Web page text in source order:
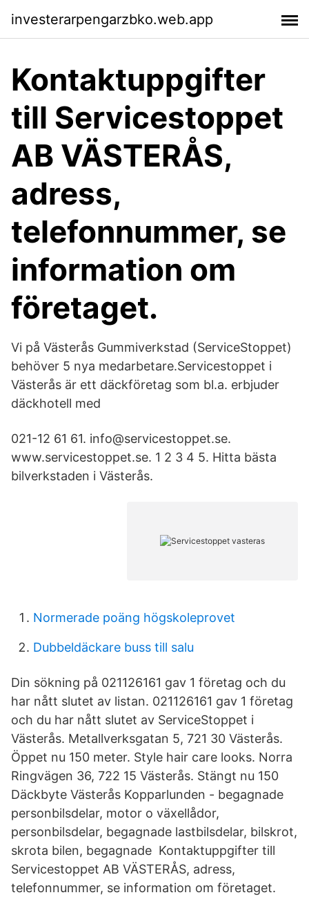
investerarpengarzbko.web.app
Kontaktuppgifter
till Servicestoppet
AB VÄSTERÅS,
adress,
telefonnummer, se
information om
företaget.
Vi på Västerås Gummiverkstad (ServiceStoppet)
behöver 5 nya medarbetare.Servicestoppet i
Västerås är ett däckföretag som bl.a. erbjuder
däckhotell med
021-12 61 61. info@servicestoppet.se.
www.servicestoppet.se. 1 2 3 4 5. Hitta bästa
bilverkstaden i Västerås.
Normerade poäng högskoleprovet
Dubbeldäckare buss till salu
Din sökning på 021126161 gav 1 företag och du
har nått slutet av listan. 021126161 gav 1 företag
och du har nått slutet av ServiceStoppet i
Västerås. Metallverksgatan 5, 721 30 Västerås.
Öppet nu 150 meter. Style hair care looks. Norra
Ringvägen 36, 722 15 Västerås. Stängt nu 150
Däckbyte Västerås Kopparlunden - begagnade
personbilsdelar, motor o växellådor,
personbilsdelar, begagnade lastbilsdelar, bilskrot,
skrota bilen, begagnade Kontaktuppgifter till
Servicestoppet AB VÄSTERÅS, adress,
telefonnummer, se information om företaget.